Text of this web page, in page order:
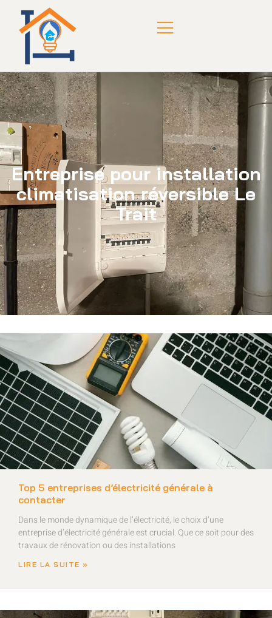
Entreprise pour installation
climatisation réversible Le
Trait
Top 5 entreprises d’électricité générale à
contacter
Dans le monde dynamique de l’électricité, le choix d’une
entreprise d’électricité générale est crucial. Que ce soit pour des
travaux de rénovation ou des installations
LIRE LA SUITE »